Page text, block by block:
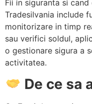
Fii in siguranta si
Tradesilvania include
monitorizare in timp
sau verifici soldul,
o gestionare sigura a
activitatea.
De ce sa